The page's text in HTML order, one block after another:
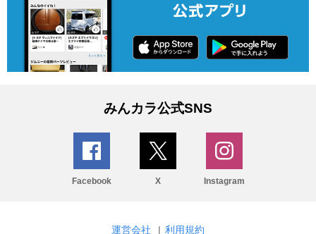
みんカラ公式SNS
Facebook X Instagram
運営会社 | 利用規約